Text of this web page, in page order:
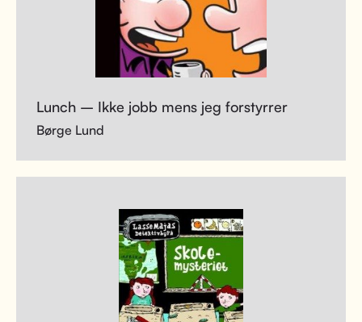
Lunch – Ikke jobb mens jeg forstyrrer
Børge Lund